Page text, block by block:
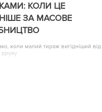
КОЛИ ЦЕ
ЗА МАСОВЕ
коли малий тираж вигідніший від